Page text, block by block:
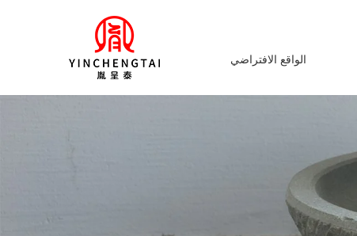
الواقع الافتراضي